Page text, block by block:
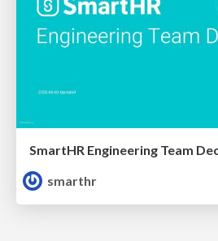
SmartHR Engineering Team
smarthr